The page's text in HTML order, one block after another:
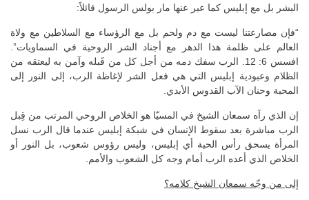
البشر بل مع إبليس كما عبر عنها مار بولس الرسول قائلاً:
“فإن مصارعتنا ليست مع دم ولحم بل مع الرؤساء مع السلاطين مع ولاة
العالم على ظلمة هذا الدهر مع أجناد الشر الروحية في السماويات”.
افسس 6: 12. الرب سفك دمه من أجل كل من قَبله وآمن به ليعتقه من
الظلام وعبودية إبليس التي هي فعل الشر لإغاظة الرب، إلى النور إلى
المحبة وحنان الآب القدوس الأبدي.
إن الذي رآه سمعان الشيخ في المسيّا هو الخلاص الروحي المرتب من قِبل
الرب مباشرة بعد سقوط الإنسان في شبكة إبليس عندما قال الرب نسل
المرأة يسحق رأس الحية أي إبليس، وليس رؤوس شعوب، بل النور أو
الخلاص الذي أعده الرب أمام وجه كل الشعوب والأمم.
إلى من وجّه سمعان الشيخ كلامه؟